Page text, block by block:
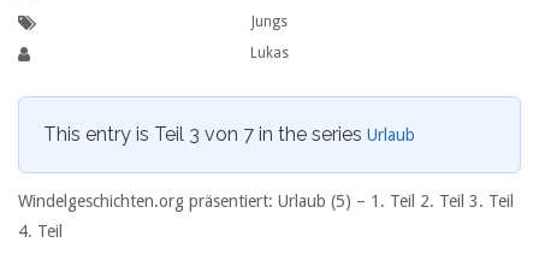
Jungs
Lukas
This entry is Teil 3 von 7 in the series Urlaub
Windelgeschichten.org präsentiert: Urlaub (5) – 1. Teil 2. Teil 3. Teil
4. Teil